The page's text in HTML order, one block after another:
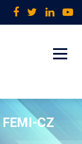
FEMI-CZ